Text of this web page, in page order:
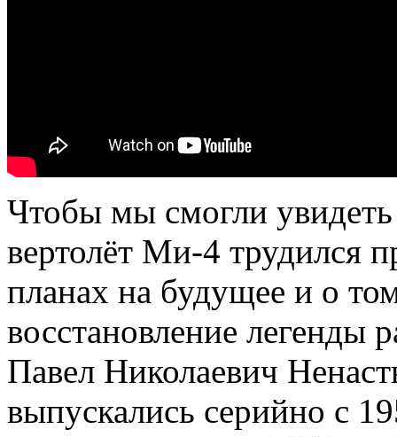
Чтобы мы смогли
вертолёт Ми-4 трудился
планах на будущее и о
восстановление легенды
Павел Николаевич
выпускались серийно с